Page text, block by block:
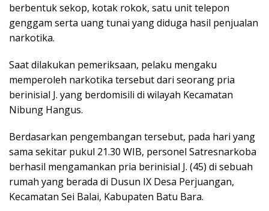
berbentuk sekop, kotak rokok, satu unit telepon
genggam serta uang tunai yang diduga hasil penjualan
narkotika.
Saat dilakukan pemeriksaan, pelaku mengaku
memperoleh narkotika tersebut dari seorang pria
berinisial J. yang berdomisili di wilayah Kecamatan
Nibung Hangus.
Berdasarkan pengembangan tersebut, pada hari yang
sama sekitar pukul 21.30 WIB, personel Satresnarkoba
berhasil mengamankan pria berinisial J. (45) di sebuah
rumah yang berada di Dusun IX Desa Perjuangan,
Kecamatan Sei Balai, Kabupaten Batu Bara.